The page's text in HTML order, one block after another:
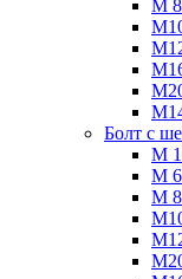
М 8
Болт с
М
М 6
М 8